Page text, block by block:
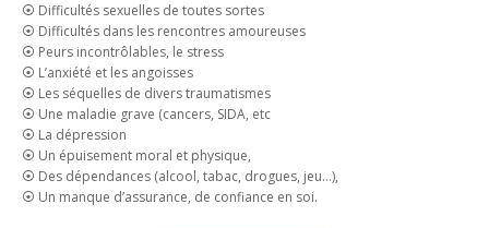
⦿ Difficultés sexuelles de toutes sortes
⦿ Difficultés dans les rencontres amoureuses
⦿ Peurs incontrôlables, le stress
⦿ L’anxiété et les angoisses
⦿ Les séquelles de divers traumatismes
⦿ Une maladie grave (cancers, SIDA, etc
⦿ La dépression
⦿ Un épuisement moral et physique,
⦿ Des dépendances (alcool, tabac, drogues, jeu…),
⦿ Un manque d’assurance, de confiance en soi.